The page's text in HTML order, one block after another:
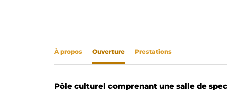
À propos Ouverture Prestations
Pôle culturel comprenant une salle de